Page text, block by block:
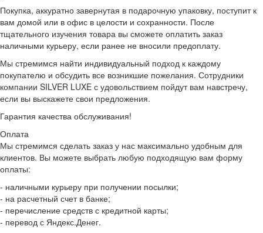
Покупка, аккуратно завернутая в подарочную упаковку, поступит к
вам домой или в офис в целости и сохранности. После
тщательного изучения товара вы сможете оплатить заказ
наличными курьеру, если ранее не вносили предоплату.
Мы стремимся найти индивидуальный подход к каждому
покупателю и обсудить все возникшие пожелания. Сотрудники
компании SILVER LUXE с удовольствием пойдут вам навстречу,
если вы выскажете свои предложения.
Гарантия качества обслуживания!
Оплата
Мы стремимся сделать заказ у нас максимально удобным для
клиентов. Вы можете выбрать любую подходящую вам форму
оплаты:
- наличными курьеру при получении посылки;
- на расчетный счет в банке;
- перечисление средств с кредитной карты;
- перевод с Яндекс.Денег.